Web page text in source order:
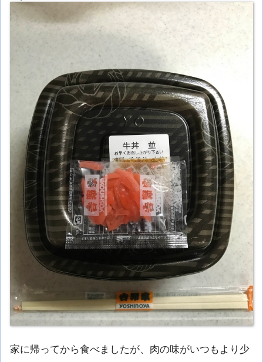
家に帰ってから食べましたが、肉の味がいつもより少